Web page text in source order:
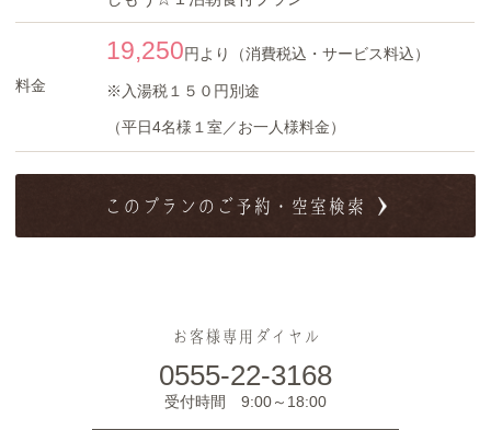
料金
19,250 円より（消費税込・サービス料込）
※入湯税１５０円別途
（平日4名様１室／お一人様料金）
このプランのご予約・空室検索
お客様専用ダイヤル
0555-22-3168
受付時間 9:00～18:00